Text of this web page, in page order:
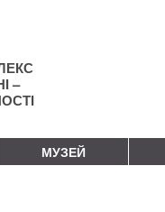
–
МУЗЕЙ